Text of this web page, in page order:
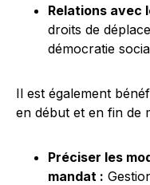
Relations avec
droits de
démocratie
Il est également
en début et en fin de
Préciser les
mandat :